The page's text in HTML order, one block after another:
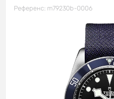
Референс: m79230b-0006